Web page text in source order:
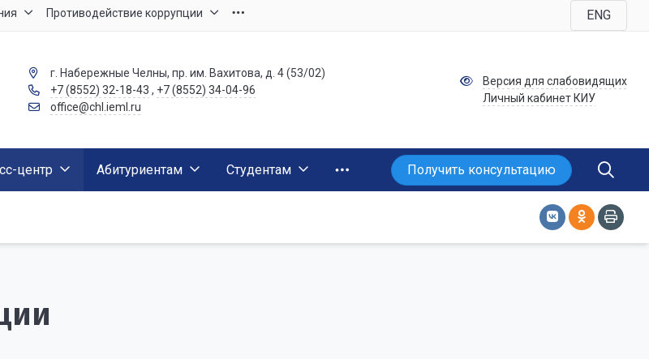
Противодействие коррупции ENG
г. Набережные Челны, пр. им. Вахитова, д. 4 (53/02)
+7 (8552) 32-18-43 , +7 (8552) 34-04-96
office@chl.ieml.ru
Версия для слабовидящих
Личный кабинет КИУ
центр Абитуриентам Студентам Получить консультацию